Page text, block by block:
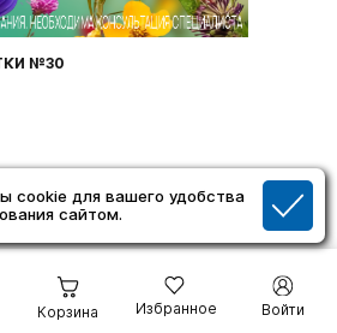
cookie для вашего удобства
сайтом.
Корзина Избранное Войти
№20